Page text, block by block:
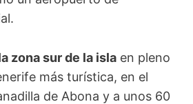
zona sur de la isla en pleno
más turística, en el
de Abona y a unos 60